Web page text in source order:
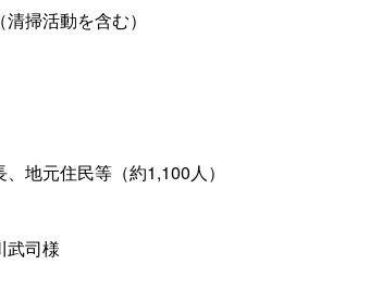
掃活動を含む）
地元住民等（約1,100人）
武司様